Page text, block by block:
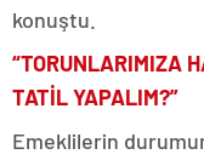
konuştu.
“TORUNLARIMIZA
TATİL YAPALIM?”
Emeklilerin